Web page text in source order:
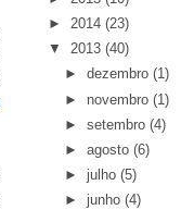
► 2014 (23)
▼
2013 (40)
►dezembro (1)
► novembro (1)
►setembro (4)
►agosto (6)
► julho (5)
► junho (4)